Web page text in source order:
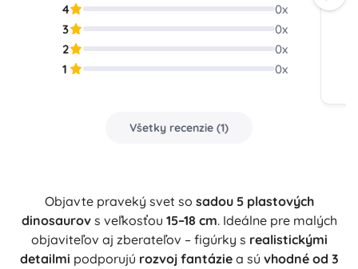
4
0x
3
0x
2
0x
1
0x
Všetky recenzie (1)
Objavte praveký svet so sadou 5 plastových
dinosaurovs veľkosťou 15–18 cm. Ideálne pre malých
objaviteľov aj zberateľov – figúrky s realistickými
detailmi podporujú rozvoj fantáziea sú vhodné od 3